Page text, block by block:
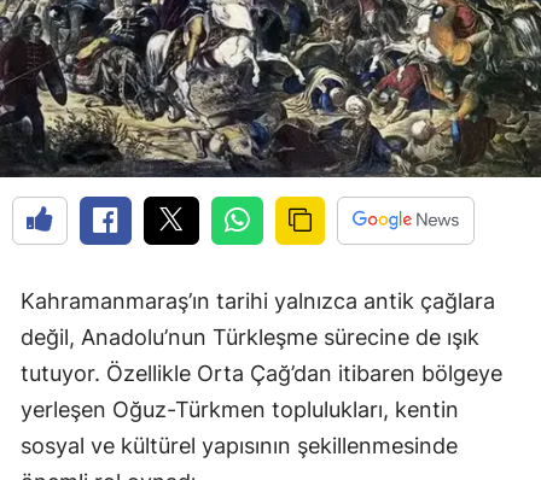
Kahramanmaraş’ın tarihi yalnızca antik çağlara
değil, Anadolu’nun Türkleşme sürecine de ışık
tutuyor. Özellikle Orta Çağ’dan itibaren bölgeye
yerleşen Oğuz-Türkmen toplulukları, kentin
sosyal ve kültürel yapısının şekillenmesinde